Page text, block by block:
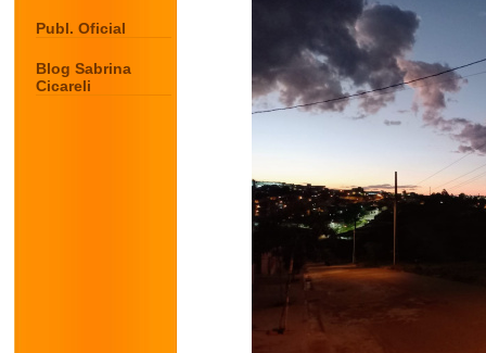
Publ. Oficial
Blog Sabrina
Cicareli